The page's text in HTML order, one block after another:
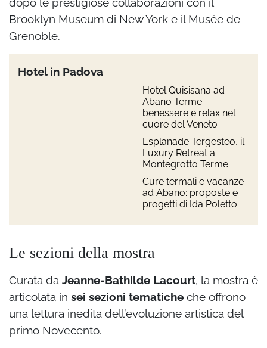
Brooklyn Museum di New York e il Musée de
Grenoble.
Hotel in Padova
Hotel Quisisana ad
Abano Terme:
benessere e relax nel
cuore del Veneto
Esplanade Tergesteo, il
Luxury Retreat a
Montegrotto Terme
Cure termali e vacanze
ad Abano: proposte e
progetti di Ida Poletto
Le sezioni della mostra
Curata da Jeanne-Bathilde Lacourt, la mostra è
articolata in sei sezioni tematiche che offrono
una lettura inedita dell’evoluzione artistica del
primo Novecento.